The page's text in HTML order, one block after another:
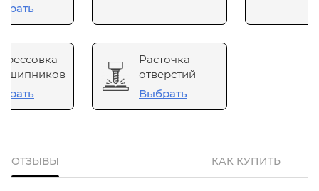
Расточка
отверстий
Выбрать
ОТЗЫВЫ КАК КУПИТЬ